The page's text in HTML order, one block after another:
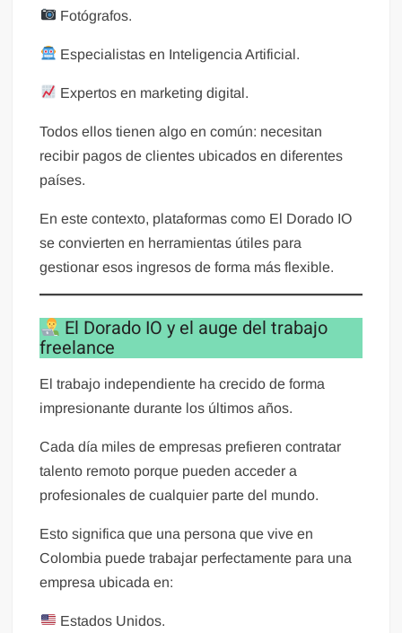
Fotógrafos.
Especialistas en Inteligencia Artificial.
Expertos en marketing digital.
Todos ellos tienen algo en común: necesitan
recibir pagos de clientes ubicados en diferentes
países.
En este contexto, plataformas como El Dorado IO
se convierten en herramientas útiles para
gestionar esos ingresos de forma más flexible.
El Dorado IO y el auge del trabajo
freelance
El trabajo independiente ha crecido de forma
impresionante durante los últimos años.
Cada día miles de empresas prefieren contratar
talento remoto porque pueden acceder a
profesionales de cualquier parte del mundo.
Esto significa que una persona que vive en
Colombia puede trabajar perfectamente para una
empresa ubicada en:
Estados Unidos.